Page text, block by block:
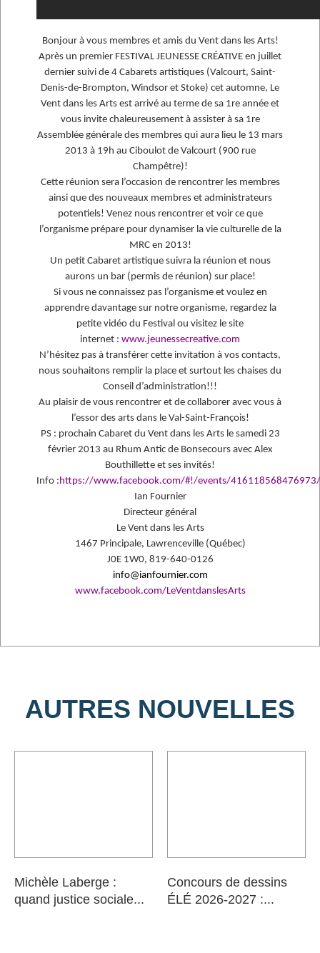
Bonjour à vous membres et amis du Vent dans les Arts!
Après un premier FESTIVAL JEUNESSE CRÉATIVE en juillet
dernier suivi de 4 Cabarets artistiques (Valcourt, Saint-
Denis-de-Brompton, Windsor et Stoke) cet automne, Le
Vent dans les Arts est arrivé au terme de sa 1re année et
vous invite chaleureusement à assister à sa 1re
Assemblée générale des membres qui aura lieu le 13 mars
2013 à 19h au Ciboulot de Valcourt (900 rue
Champêtre)!
Cette réunion sera l’occasion de rencontrer les membres
ainsi que des nouveaux membres et administrateurs
potentiels! Venez nous rencontrer et voir ce que
l’organisme prépare pour dynamiser la vie culturelle de la
MRC en 2013!
Un petit Cabaret artistique suivra la réunion et nous
aurons un bar (permis de réunion) sur place!
Si vous ne connaissez pas l’organisme et voulez en
apprendre davantage sur notre organisme, regardez la
petite vidéo du Festival ou visitez le site
internet : www.jeunessecreative.com
N’hésitez pas à transférer cette invitation à vos contacts,
nous souhaitons remplir la place et surtout les chaises du
Conseil d’administration!!!
Au plaisir de vous rencontrer et de collaborer avec vous à
l’essor des arts dans le Val-Saint-François!
PS : prochain Cabaret du Vent dans les Arts le samedi 23
février 2013 au Rhum Antic de Bonsecours avec Alex
Bouthillette et ses invités!
Info :https://www.facebook.com/#!/events/416118568476973/
Ian Fournier
Directeur général
Le Vent dans les Arts
1467 Principale, Lawrenceville (Québec)
J0E 1W0, 819-640-0126
info@ianfournier.com
www.facebook.com/LeVentdanslesArts
AUTRES NOUVELLES
Michèle Laberge :
quand justice sociale...
Concours de dessins
ÉLÉ 2026-2027 :...